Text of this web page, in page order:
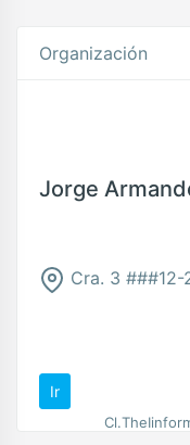
Organización
Jorge
Cra. 3 ###12-
Ir